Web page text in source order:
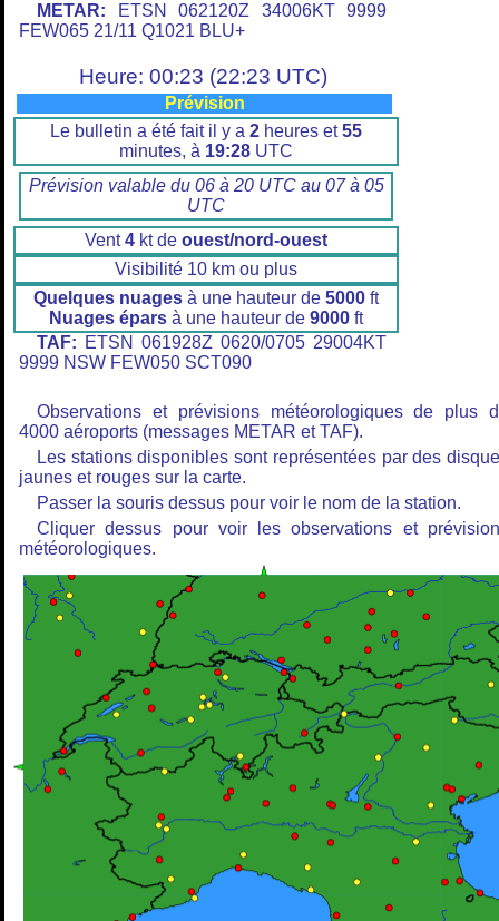
METAR: ETSN 062120Z 34006KT 9999
FEW065 21/11 Q1021 BLU+
Heure: 00:23 (22:23 UTC)
Prévision
Le bulletin a été fait il y a 2 heures et55
minutes, à 19:28 UTC
Prévision valable du 06 à 20 UTC au 07 à 05
UTC
Vent4 kt de ouest/nord-ouest
Visibilité 10 km ou plus
Quelques nuages à une hauteur de 5000 ft
Nuages épars à une hauteur de 9000 ft
TAF: ETSN 061928Z 0620/0705 29004KT
9999 NSW FEW050 SCT090
Observations et prévisions météorologiques de plus
4000 aéroports (messages METAR et TAF).
Les stations disponibles sont représentées par des
jaunes et rouges sur la carte.
Passer la souris dessus pour voir le nom de la station.
Cliquer dessus pour voir les observations et
météorologiques.